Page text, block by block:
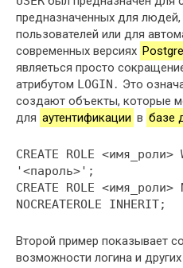
предназначенных для людей,
пользователей или для
современных версиях
являеться просто
атрибутом LOGIN ․ Это
создают объекты, которые
для аутентификации в базе
CREATE ROLE <имя_роли>
'<пароль>';
CREATE ROLE <имя_роли>
NOCREATEROLE INHERIT;
Второй пример показывает
возможности логина и